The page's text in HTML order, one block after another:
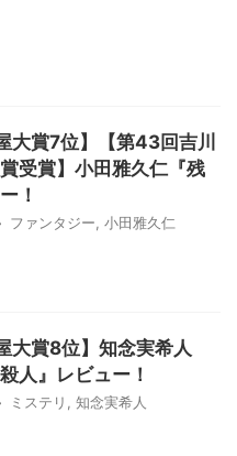
大賞7位】【第43回吉川
受賞】小田雅久仁『残
！
ファンタジー 小田雅久仁
大賞8位】知念実希人
人』レビュー！
ミステリ 知念実希人